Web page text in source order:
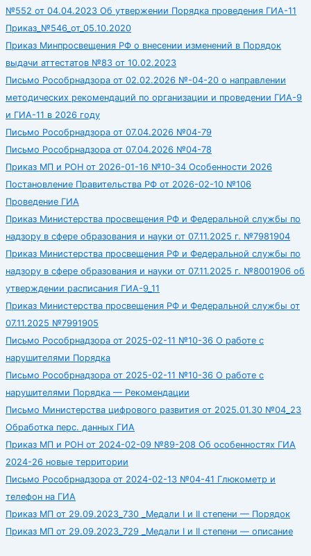
№552 от 04.04.2023 Об утвержении Порядка проведения ГИА-11
Приказ_№546_от_05.10.2020
Приказ Минпросвещения РФ о внесении изменений в Порядок
выдачи аттестатов №83 от 10.02.2023
Письмо Рособрнадзора от 02.02.2026 №-04-20 о направлении
методических рекомендаций по организации и проведении ГИА-9
и ГИА-11 в 2026 году
Письмо Рособрнадзора от 07.04.2026 №04-79
Письмо Рособрнадзора от 07.04.2026 №04-78
Приказ МП и РОН от 2026-01-16 №10-34 Особенности 2026
Постановление Правительства РФ от 2026-02-10 №106
Проведение ГИА
Приказ Министерства просвещения РФ и Федеральной службы по
надзору в сфере образования и науки от 07.11.2025 г. №7981904
Приказ Министерства просвещения РФ и Федеральной службы по
надзору в сфере образования и науки от 07.11.2025 г. №8001906 об
утверждении расписания ГИА-9_11
Приказ Министерства просвещения РФ и Федеральной службы от
07.11.2025 №7991905
Письмо Рособрнадзора от 2025-02-11 №10-36 О работе с
нарушителями Порядка
Письмо Рособрнадзора от 2025-02-11 №10-36 О работе с
нарушителями Порядка — Рекомендации
Письмо Министерства цифрового развития от 2025.01.30 №04_23
Обработка перс. данных ГИА
Приказ МП и РОН от 2024-02-09 №89-208 Об особенностях ГИА
2024-26 новые территории
Письмо Рособрнадзора от 2024-02-13 №04-41 Глюкометр и
телефон на ГИА
Приказ МП от 29.09.2023_730 _Медали I и II степени — Порядок
Приказ МП от 29.09.2023_729 _Медали I и II степени — описание